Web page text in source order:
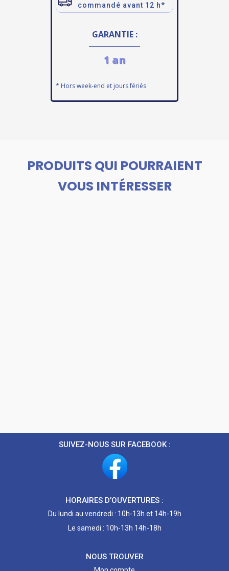
commandé avant 12 h*
GARANTIE :
1 an
* Hors week-end et jours fériés
PRODUITS QUI POURRAIENT
VOUS INTÉRESSER
SUIVEZ-NOUS SUR FACEBOOK :
HORAIRES D’OUVERTURES :
Du lundi au vendredi : 10h-13h et 14h-19h
Le samedi : 10h-13h 14h-18h
NOUS TROUVER